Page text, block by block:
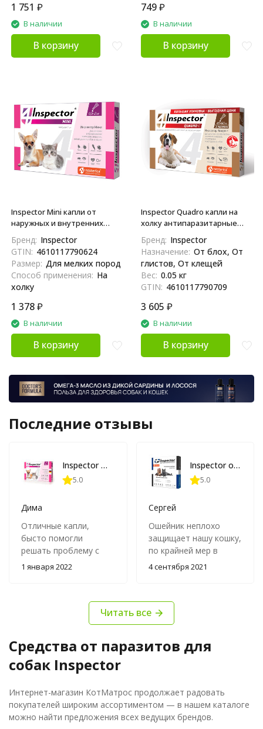
1 751 ₽
В наличии
В корзину
749₽
В наличии
В корзину
Inspector Mini капли от
наружных и внутренних
весом 0,5-2 кг, 0,4 мл - 3
пипетки
Бренд: Inspector
GTIN: 4610117790624
Размер: Для мелких пород
Способ применения: На
холку
1 378₽
В наличии
В корзину
Inspector Quadro капли на
холку антипаразитарные
кг - 3 пипетки
Бренд: Inspector
Назначение: От блох, От
глистов, От клещей
Вес: 0.05 кг
GTIN: 4610117790709
3 605 ₽
В наличии
В корзину
Последние отзывы
Inspector mini капли для собак и кошек с 3 недель от наружных и внутренних паразитов 0,4 мл
5.0
Дима
Отличные капли,
бысто помогли
решать проблему с
паразитами. Каких-то
побочек я у собаки не
1 января 2022
Inspector ошейник для кошек и собак мелких пород от наружных и внутренних паразитов 40 см
5.0
Сергей
Ошейник неплохо
защищает нашу кошку,
по крайней мер в
сравнении с многими
более дорогими
4 сентября 2021
Читать все
Средства от паразитов для
собак Inspector
Интернет-магазин КотМатрос продолжает радовать
покупателей широким ассортиментом — в нашем каталоге
можно найти предложения всех ведущих брендов.